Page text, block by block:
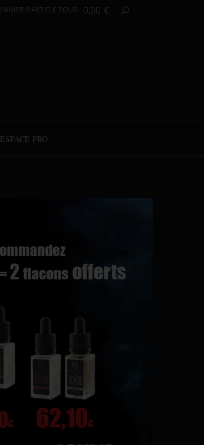
PANIER 0 ARTICLE POUR 0,00 €
ESPACE PRO